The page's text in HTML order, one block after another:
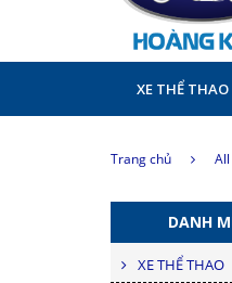
XE THỂ THAO
Trang chủ All
DANH
XE THỂ THAO